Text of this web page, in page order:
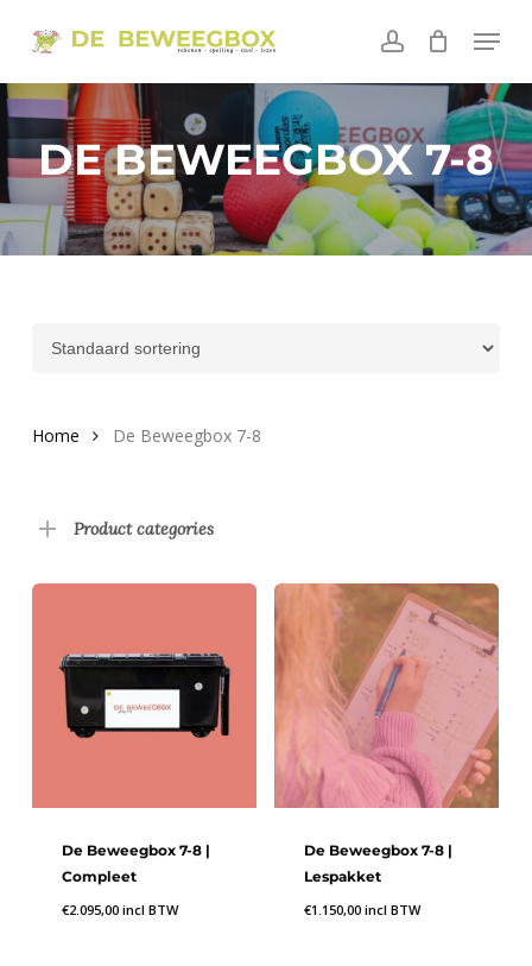
content
account
Menu
DE BEWEEGBOX 7-8
Home De Beweegbox 7-8
Product categories
De Beweegbox 7-8 |
Compleet
€2.095,00 incl BTW
De Beweegbox 7-8 |
Lespakket
€1.150,00 incl BTW